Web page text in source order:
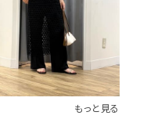
もっと見る